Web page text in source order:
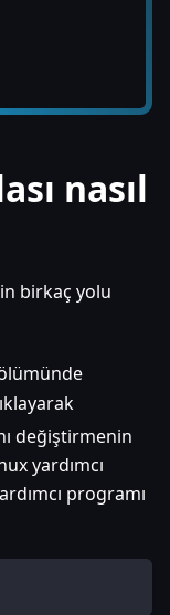
nasıl
birkaç yolu
değiştirmenin
yardımcı
programı